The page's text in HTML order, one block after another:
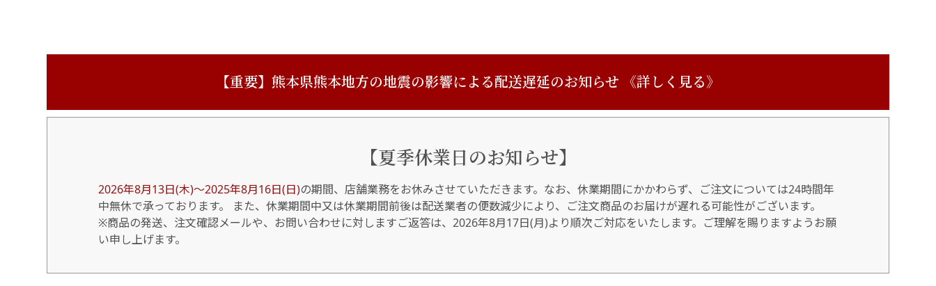
【重要】熊本県熊本地方の地震の影響による配送遅延のお知らせ 《詳しく見る》
【夏季休業日のお知らせ】
2026年8月13日(木)～2025年8月16日(日)の期間、店舗業務をお休みさせていただきます。なお、休業期間にかかわらず、ご注文については24時間年
中無休で承っております。 また、休業期間中又は休業期間前後は配送業者の便数減少により、ご注文商品のお届けが遅れる可能性がございます。
※商品の発送、注文確認メールや、お問い合わせに対しますご返答は、2026年8月17日(月)より順次ご対応をいたします。ご理解を賜りますようお願
い申し上げます。